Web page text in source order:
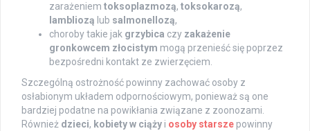
zarażeniem toksoplazmozą, toksokarozą,
lambliozą lub salmonellozą,
choroby takie jak grzybica czy zakażenie
gronkowcem złocistym mogą przenieść się poprzez
bezpośredni kontakt ze zwierzęciem.
Szczególną ostrożność powinny zachować osoby z
osłabionym układem odpornościowym, ponieważ są one
bardziej podatne na powikłania związane z zoonozami.
Również dzieci, kobiety w ciąży i osoby starsze powinny